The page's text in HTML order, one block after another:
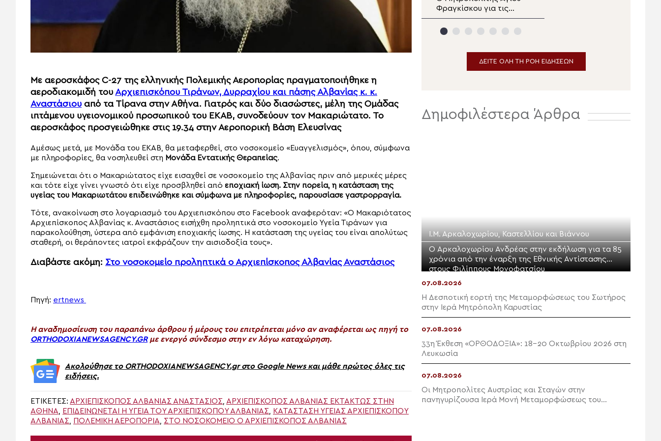
Με αεροσκάφος C-27 της ελληνικής Πολεμικής Αεροπορίας πραγματοποιήθηκε η
αεροδιακομιδή του Αρχιεπισκόπου Τιράνων, Δυρραχίου και πάσης Αλβανίας κ. κ.
Αναστάσιου από τα Τίρανα στην Αθήνα. Γιατρός και δύο διασώστες, μέλη της Ομάδας
ιπτάμενου υγειονομικού προσωπικού του ΕΚΑΒ, συνοδεύουν τον Μακαριώτατο. Το
αεροσκάφος προσγειώθηκε στις 19.34 στην Αεροπορική Βάση Ελευσίνας
Αμέσως μετά, με Μονάδα του ΕΚΑΒ, θα μεταφερθεί, στο νοσοκομείο «Ευαγγελισμός», όπου, σύμφωνα
με πληροφορίες, θα νοσηλευθεί στη Μονάδα Εντατικής Θεραπείας.
Σημειώνεται ότι ο Μακαριώτατος είχε εισαχθεί σε νοσοκομείο της Αλβανίας πριν από μερικές μέρες
και τότε είχε γίνει γνωστό ότι είχε προσβληθεί από εποχιακή ίωση. Στην πορεία, η κατάσταση της
υγείας του Μακαριωτάτου επιδεινώθηκε και σύμφωνα με πληροφορίες, παρουσίασε γαστρορραγία.
Τότε, ανακοίνωση στο λογαριασμό του Αρχιεπισκόπου στο Facebook αναφερόταν: «Ο Μακαριότατος
Αρχιεπίσκοπος Αλβανίας κ. Αναστάσιος εισήχθη προληπτικά στο νοσοκομείο Υγεία Τιράνων για
παρακολούθηση, ύστερα από εμφάνιση εποχιακής ίωσης. Η κατάσταση της υγείας του είναι απολύτως
σταθερή, οι θεράποντες ιατροί εκφράζουν την αισιοδοξία τους».
Διαβάστε ακόμη: Στο νοσοκομείο προληπτικά ο Αρχιεπίσκοπος Αλβανίας Αναστάσιος
Πηγή: ertnews
H αναδημοσίευση του παραπάνω άρθρου ή μέρους του επιτρέπεται μόνο αν αναφέρεται ως πηγή το
ORTHODOXIANEWSAGENCY.GRμε ενεργό σύνδεσμο στην εν λόγω καταχώρηση.
Ακολούθησε το ORTHODOXIANEWSAGENCY.gr στο Google News και μάθε πρώτος όλες τις
ειδήσεις.
ΕΤΙΚΈΤΕΣ: ΑΡΧΙΕΠΊΣΚΟΠΟΣ ΑΛΒΑΝΊΑΣ ΑΝΑΣΤΆΣΙΟΣ, ΑΡΧΙΕΠΊΣΚΟΠΟΣ ΑΛΒΑΝΊΑΣ ΕΚΤΆΚΤΩΣ ΣΤΗΝ
ΑΘΉΝΑ, ΕΠΙΔΕΙΝΏΝΕΤΑΙ Η ΥΓΕΊΑ ΤΟΥ ΑΡΧΙΕΠΙΣΚΌΠΟΥ ΑΛΒΑΝΊΑΣ, ΚΑΤΆΣΤΑΣΗ ΥΓΕΊΑΣ ΑΡΧΙΕΠΙΣΚΌΠΟΥ
ΑΛΒΑΝΊΑΣ, ΠΟΛΕΜΙΚΗ ΑΕΡΟΠΟΡΙΑ, ΣΤΟ ΝΟΣΟΚΟΜΕΊΟ Ο ΑΡΧΙΕΠΊΣΚΟΠΟΣ ΑΛΒΑΝΊΑΣ
Σωτήρος Πλάκας
στην Ελλάδα:
Πατριαρχική προσευχή
για την κατάπαυση των
Φραγκίσκου για τις
πυρκαγιές στο Σποκέιν
και την κοινότητα της
ΔΕΙΤΕ ΟΛΗ ΤΗ ΡΟΗ ΕΙΔΗΣΕΩΝ
Δημοφιλέστερα Άρθρα
Ι.Μ. Αρκαλοχωρίου, Καστελλίου και Βιάννου
Ο Αρκαλοχωρίου Ανδρέας στην εκδήλωση για τα 85
χρόνια από την έναρξη της Εθνικής Αντίστασης
στους Φιλίππους Μονοφατσίου
07.08.2026
Η Δεσποτική εορτή της Μεταμορφώσεως του Σωτήρος
στην Ιερά Μητρόπολη Καρυστίας
07.08.2026
33η Έκθεση «ΟΡΘΟΔΟΞΙΑ»: 18-20 Οκτωβρίου 2026 στη
Λευκωσία
07.08.2026
Οι Μητροπολίτες Αυστρίας και Σταγών στην
πανηγυρίζουσα Ιερά Μονή Μεταμορφώσεως του